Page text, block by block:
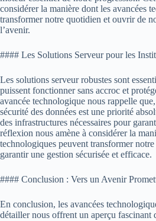
considérer la manière dont les avancées
transformer notre quotidien et ouvrir de
l’avenir.
#### Les Solutions Serveur pour les
Les solutions serveur robustes sont
puissent fonctionner sans accroc et
avancée technologique nous rappelle
sécurité des données est une priorité
des infrastructures nécessaires pour
réflexion nous amène à considérer la
technologiques peuvent transformer
garantir une gestion sécurisée et efficace.
#### Conclusion : Vers un Avenir
En conclusion, les avancées
détailler nous offrent un aperçu fascinant